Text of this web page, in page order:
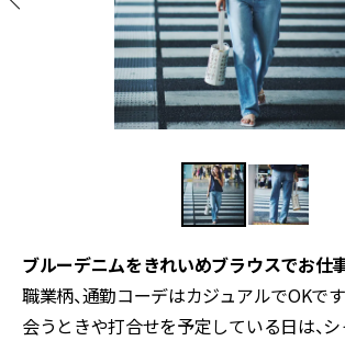
ブルーデニムをきれいめブラウスでお仕
職業柄、通勤コーデはカジュアルでOKで
会うときや打合せを予定している日は、